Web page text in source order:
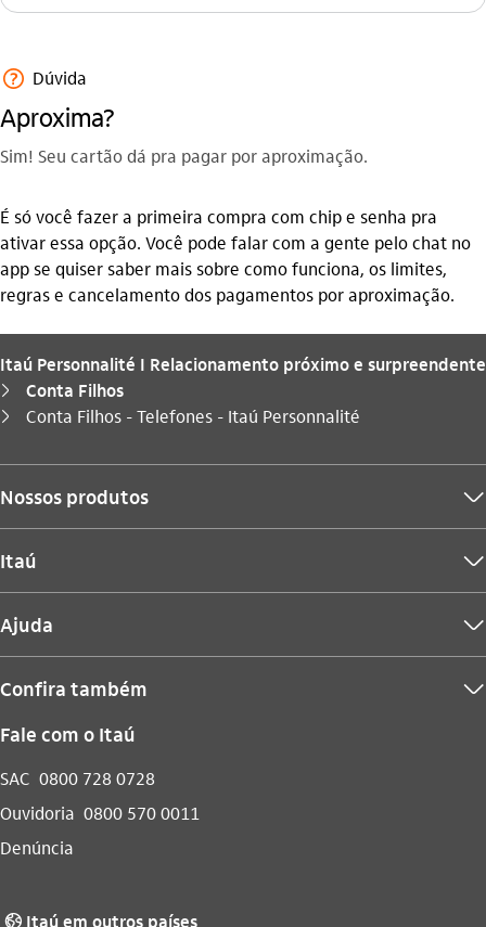
ajuda_outline Dúvida
Aproxima?
Sim! Seu cartão dá pra pagar por aproximação.
É só você fazer a primeira compra com chip e senha pra
ativar essa opção. Você pode falar com a gente pelo chat no
app se quiser saber mais sobre como funciona, os limites,
regras e cancelamento dos pagamentos por aproximação.
Itaú Personnalité I Relacionamento próximo e surpreendente
seta_direita Conta Filhos
seta_direita
Você está aqui:
Conta Filhos - Telefones - Itaú Personnalité
Nossos produtos seta_baixo
Itaú seta_baixo
Ajuda seta_baixo
Confira também seta_baixo
Fale com o Itaú
SAC 0800 728 0728
Ouvidoria 0800 570 0011
Denúncia
globo_outline Itaú em outros países